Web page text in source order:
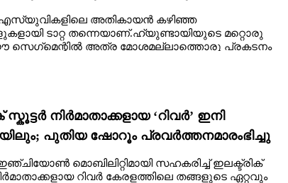
അതികായൻ കഴിഞ്ഞ
ടാറ്റ തന്നെയാണ്.ഹ്യുണ്ടായിയുടെ മറ്റൊരു
അത്ര മോശമല്ലാത്തൊരു പ്രകടനം
സ്കൂട്ടർ നിർമാതാക്കളായ ‘റിവർ’ ഇനി
പുതിയ ഷോറൂം പ്രവർത്തനമാരംഭിച്ചു
മൊബിലിറ്റിമായി സഹകരിച്ച് ഇലക്ട്രിക്
റിവര്‍ കേരളത്തിലെ തങ്ങളുടെ ഏറ്റവും